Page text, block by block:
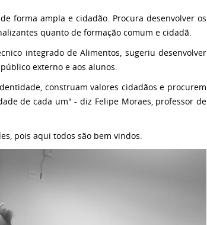
forma ampla e cidadão. Procura desenvolver os
quanto de formação comum e cidadã.
integrado de Alimentos, sugeriu desenvolver
externo e aos alunos.
construam valores cidadãos e procurem
de cada um" - diz Felipe Moraes, professor de
pois aqui todos são bem vindos.